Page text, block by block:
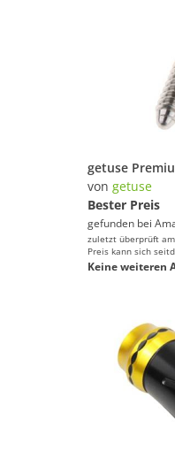
von getuse
Bester Preis
gefunden bei
zuletzt überprüft
Preis kann sich
Keine weiteren